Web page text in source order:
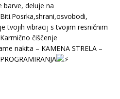
barve, deluje na
tvojih vibracij s tvojim resničnim
čiščenje
nakita – KAMENA STRELA –